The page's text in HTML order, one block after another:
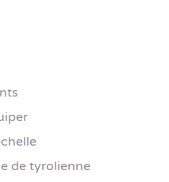
de tyrolienne